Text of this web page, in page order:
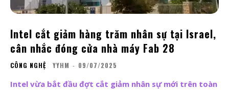
Intel cắt giảm hàng trăm nhân sự tại Israel,
cân nhắc đóng cửa nhà máy Fab 28
CÔNG NGHỆ YYHM - 09/07/2025
Intel vừa bắt đầu đợt cắt giảm nhân sự mới trên toàn